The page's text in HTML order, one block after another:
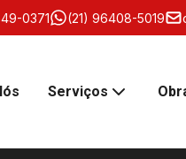
0371 (21) 96408-5019
Serviços